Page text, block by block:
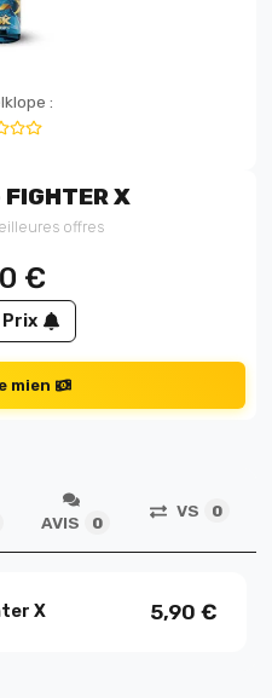
:
X
offres
€
mien
AVIS 0
VS 0
X 5,90 €